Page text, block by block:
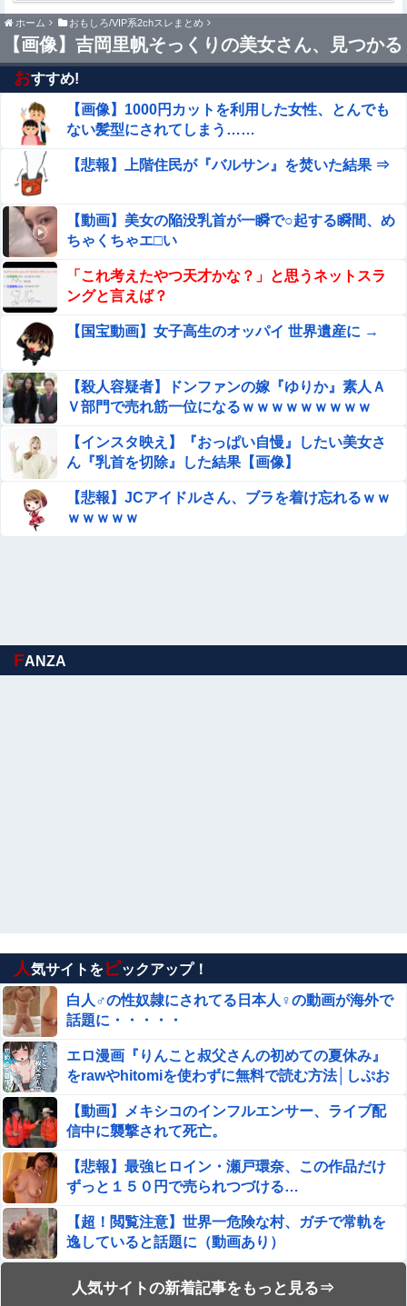
所を壊滅させるDQN返しを仕掛けて実家に脱出
←かばわない旦那も一緒に痛い目見ろ
【悲報】Mrs. GREEN APPLE、マジで逝くwwwwww
【北海道】『クマスプレーを誤って噴射してしまい浴びて
しまった』トムラウシ山で登山中の女子高校生が熊除けス
プレー浴びる…道警ヘリで救助…意識あり…学校行事で入
山他
【動画】地上波でえっちな下乳が放送されてしまうwww他
【動画】次期AKB48に加入濃厚な大型美人ルーキーが発
見されてしまうｗｗｗｗｗｗ
【ガチ映像】 大学のヌードデッサンの授業で高額モデ
ルに依頼したら○○○が凄すぎた動画、お前らの想像の
20倍は凄い
遺産で4億近く貰ったらこうなるwww
【驚愕】1回1時間程度のsexで20～30回くらい逝きまくる
女ｗｗｗｗｗｗｗｗｗｗｗｗｗ
うちの子が保育園でお友達のスモックを切ってしまい穴を
開けた。弁償するしないで園ともめてる。こんなトラブル
を起こしたらもう下の子は預かってもらえませんか？
【悲報】 おわり。
白人♂の性奴隷にされてる日本人♀の動画が海外で話題
に・・・・・
元ジャンポケ斉藤被告、懲役7年を求刑される
ってもらえるとは思っていない」手当１００万円も…
会社が働く場所を決める時代に転機
【画像】フジテレビでえちえち水着JK…
【閲覧注意】世界一のアホ「地雷踏んでもさ！一瞬で足引
けば問題なくね？ｗ」⇒ 実践した結果
【艦これ】 今からE3-4甲を簡単にクリアする方法を教授
する
【朗報】シャウエッセン公式、こういうのでいいんだよ丼
を作る
【速報】へずまりゅうさん、完全に聖人の顔へ←これw w
w w w w w w
秋元真夏、ノーブラノーパンを披露ｗｗタオル1枚で隠す
姿がほぼAV女優・・
ホーム おもしろ/VIP系2chスレまとめ
【画像】吉岡里帆そっくりの美女さん、見つかる
おすすめ!
【画像】1000円カットを利用した女性、とんでも
ない髪型にされてしまう……
【悲報】上階住民が『バルサン』を焚いた結果 ⇒
【動画】美女の陥没乳首が一瞬で○起する瞬間、め
ちゃくちゃエ□い
「これ考えたやつ天才かな？」と思うネットスラ
ングと言えば？
【国宝動画】女子高生のオッパイ 世界遺産に →
【殺人容疑者】ドンファンの嫁『ゆりか』素人Ａ
Ｖ部門で売れ筋一位になるｗｗｗｗｗｗｗｗｗ
【インスタ映え】『おっぱい自慢』したい美女さ
ん『乳首を切除』した結果【画像】
【悲報】JCアイドルさん、ブラを着け忘れるｗｗ
ｗｗｗｗｗ
FANZA
人気サイトをピックアップ！
白人♂の性奴隷にされてる日本人♀の動画が海外で
話題に・・・・・
エロ漫画『りんこと叔父さんの初めての夏休み』
をrawやhitomiを使わずに無料で読む方法│しぷお
【動画】メキシコのインフルエンサー、ライブ配
信中に襲撃されて死亡。
【悲報】最強ヒロイン・瀬戸環奈、この作品だけ
ずっと１５０円で売られつづける…
【超！閲覧注意】世界一危険な村、ガチで常軌を
逸していると話題に（動画あり）
【流出】清楚系女子大生、裏でこんなハードコア
セ○クスしてたとか嘘だろ…（動画あり）
人気サイトの新着記事をもっと見る⇒